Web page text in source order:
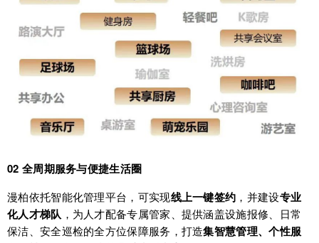
02 全周期服务与便捷生活圈
漫柏依托智能化管理平台，可实现线上一键签约 ，并建设专业
化人才梯队 ，为人才配备专属管家、提供涵盖设施报修、日常
保洁、安全巡检的全方位保障服务，打造集智慧管理、个性服